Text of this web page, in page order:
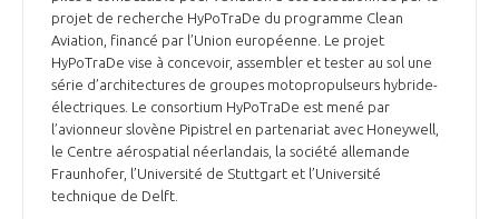
projet de recherche HyPoTraDe du programme Clean
Aviation, financé par l’Union européenne. Le projet
HyPoTraDe vise à concevoir, assembler et tester au sol une
série d’architectures de groupes motopropulseurs hybride-
électriques. Le consortium HyPoTraDe est mené par
l’avionneur slovène Pipistrel en partenariat avec Honeywell,
le Centre aérospatial néerlandais, la société allemande
Fraunhofer, l’Université de Stuttgart et l’Université
technique de Delft.